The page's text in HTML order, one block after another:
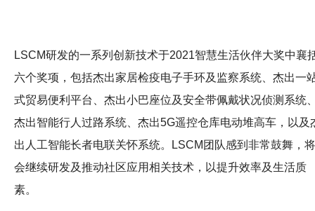
LSCM研发的一系列创新技术于2021智慧生活伙伴大奖中襄
六个奖项，包括杰出家居检疫电子手环及监察系统、杰出一
式贸易便利平台、杰出小巴座位及安全带佩戴状况侦测系统
杰出智能行人过路系统、杰出5G遥控仓库电动堆高车，以及
出人工智能长者电联关怀系统。LSCM团队感到非常鼓舞，将
会继续研发及推动社区应用相关技术，以提升效率及生活质
素。